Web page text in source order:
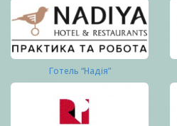
Готель “Надія”